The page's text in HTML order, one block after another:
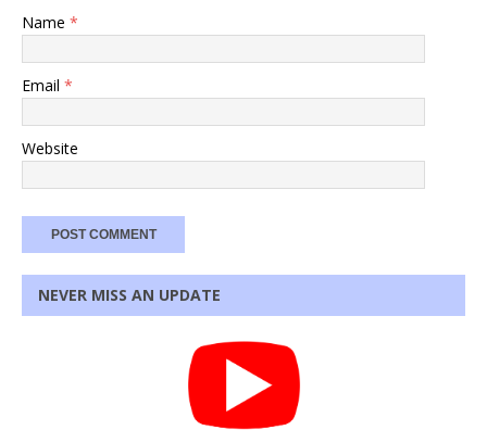
Name *
Email *
Website
NEVER MISS AN UPDATE